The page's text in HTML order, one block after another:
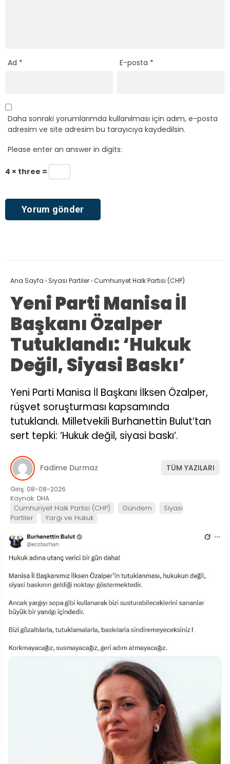
Ad * E-posta *
Daha sonraki yorumlarımda kullanılması için adım, e-posta
adresim ve site adresim bu tarayıcıya kaydedilsin.
Please enter an answer in digits:
4 × three =
Ana Sayfa › Siyasi Partiler›Cumhuriyet Halk Partisi (CHP)
Yeni Parti Manisa İl
Başkanı Özalper
Tutuklandı: ‘Hukuk
Değil, Siyasi Baskı’
Yeni Parti Manisa İl Başkanı İlksen Özalper,
rüşvet soruşturması kapsamında
tutuklandı. Milletvekili Burhanettin Bulut’tan
sert tepki: ‘Hukuk değil, siyasi baskı’.
Fadime Durmaz TÜM YAZILARI
Giriş: 08-08-2026
Kaynak: DHA
Cumhuriyet Halk Partisi (CHP) Gündem
Siyasi
Partiler
Yargı ve Hukuk